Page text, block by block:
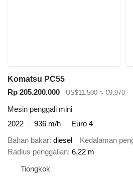
Komatsu PC55
Rp 205.200.000
US$11.500 ≈ €9.970
Mesin penggali mini
2022
936 m/h
Euro 4
Bahan bakar diesel Kedalaman
Radius penggalian 6,22 m
Tiongkok